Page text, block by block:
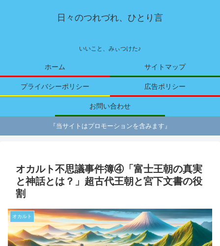
日々のつれづれ、ひとり言
いいこと、みぃつけた♪
ホーム サイトマップ
プライバシーポリシー 広告ポリシー
お問い合わせ
『当サイトはプロモーションを含みます』
オカルト不思議事件簿④「富士王朝の真実
と神話とは？」超古代王朝と宮下文書の役
割
オカルト